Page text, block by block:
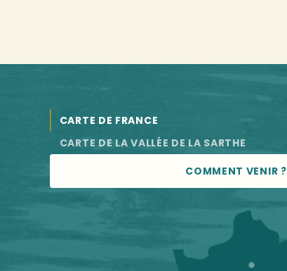
CARTE DE FRANCE
CARTE DE LA VALLÉE DE LA SARTHE
COMMENT VENIR ?